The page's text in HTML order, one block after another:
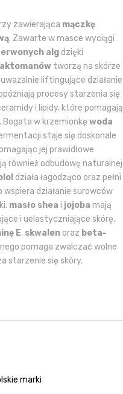
zawierająca mączkę
. Zawarte w masce wyciągi
alg dzięki
tworzą na skórze
liftingujące działanie
procesy starzenia się
i lipidy, które pomagają
w krzemionkę woda
staje się doskonale
jej prawidłowe
również odbudowę naturalnej
działa łagodząco oraz pełni
działanie surowców
masło shea i jojoba mają
i uelastyczniające skórę.
E, skwalenoraz beta-
pomaga zwalczać wolne
starzenie się skóry.
marki